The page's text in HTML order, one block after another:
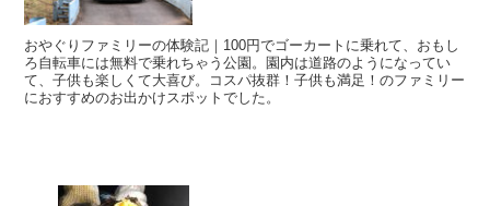
おやぐりファミリーの体験記｜100円でゴーカートに乗れて、おもし
ろ自転車には無料で乗れちゃう公園。園内は道路のようになってい
て、子供も楽しくて大喜び。コスパ抜群！子供も満足！のファミリー
におすすめのお出かけスポットでした。